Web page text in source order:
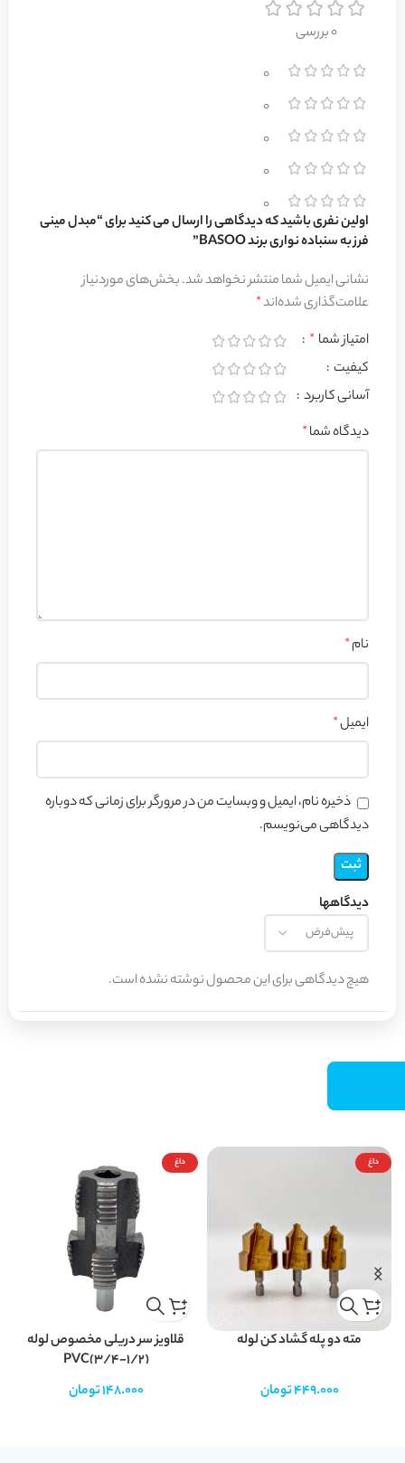
0 بررسی
0
0
0
0
0
دیدگاهها
هیچ دیدگاهی برای این محصول نوشته نشده است.
اولین نفری باشید که دیدگاهی را ارسال می کنید برای “مبدل مینی
فرز به سنباده نواری برند BASOO”
نشانی ایمیل شما منتشر نخواهد شد.بخش‌های موردنیاز
علامت‌گذاری شده‌اند*
امتیاز شما *
کیفیت
آسانی کاربرد
دیدگاه شما*
نام*
ایمیل*
ذخیره نام، ایمیل و وبسایت من در مرورگر برای زمانی که دوباره
دیدگاهی می‌نویسم.
داغ
مته دو پله گشاد کن لوله
449.000تومان
داغ
قلاویز سر دریلی مخصوص لوله
PVC(3/4-1/2)
148.000تومان